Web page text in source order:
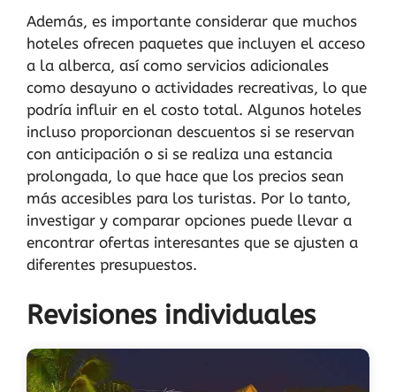
Además, es importante considerar que muchos
hoteles ofrecen paquetes que incluyen el acceso
a la alberca, así como servicios adicionales
como desayuno o actividades recreativas, lo que
podría influir en el costo total. Algunos hoteles
incluso proporcionan descuentos si se reservan
con anticipación o si se realiza una estancia
prolongada, lo que hace que los precios sean
más accesibles para los turistas. Por lo tanto,
investigar y comparar opciones puede llevar a
encontrar ofertas interesantes que se ajusten a
diferentes presupuestos.
Revisiones individuales